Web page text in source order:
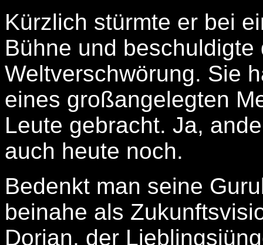
Kürzlich stürmte er bei
Bühne und
Weltverschwörung. Sie
eines großangelegten
Leute gebracht. Ja,
auch heute noch.
Bedenkt man seine
beinahe als
Dorian, der